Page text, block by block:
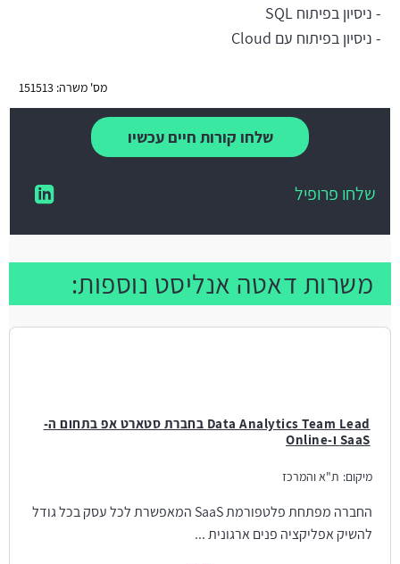
- ניסיון בפיתוח SQL
- ניסיון בפיתוח עם Cloud
מס' משרה: 151513
שלחו קורות חיים עכשיו
שלחו פרופיל
משרות דאטה אנליסט נוספות:
Data Analytics Team Lead בחברת סטארט אפ בתחום ה-
SaaS ו-Online
מיקום: ת"א והמרכז
החברה מפתחת פלטפורמת SaaS המאפשרת לכל עסק בכל גודל
להשיק אפליקציה פנים ארגונית ...